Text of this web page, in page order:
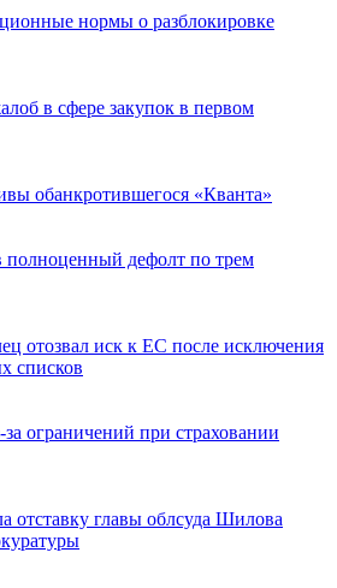
нормы о разблокировке
в сфере закупок в первом
обанкротившегося «Кванта»
полноценный дефолт по трем
отозвал иск к ЕС после исключения
списков
ограничений при страховании
отставку главы облсуда Шилова